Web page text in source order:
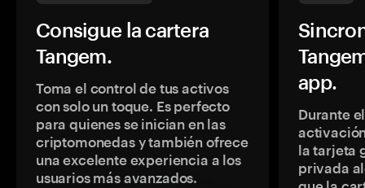
Consigue la cartera
Tangem.
Toma el control de tus activos
con solo un toque. Es perfecto
para quienes se inician en las
criptomonedas y también ofrece
una excelente experiencia a los
usuarios más avanzados.
app.
Durante
la tarjeta
privada